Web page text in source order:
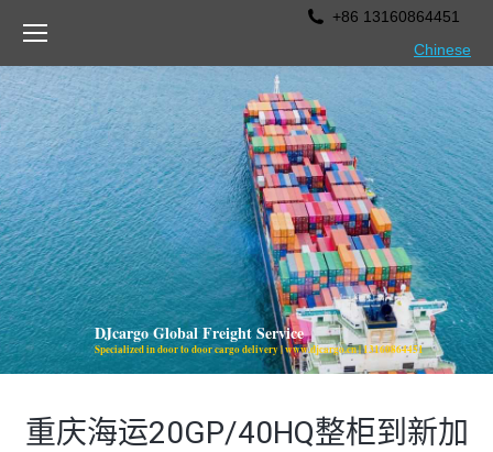
+86 13160864451
Chinese
DJcargo Global Freight Service
Specialized in door to door cargo delivery | www.djcargo.cn | 13160864451
重庆海运20GP/40HQ整柜到新加